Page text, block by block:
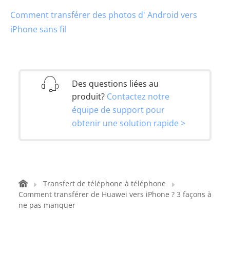
Comment transférer des photos d' Android vers
iPhone sans fil
Des questions liées au
produit? Contactez notre
équipe de support pour
obtenir une solution rapide >
Transfert de téléphone à téléphone
Comment transférer de Huawei vers iPhone ? 3 façons à
ne pas manquer